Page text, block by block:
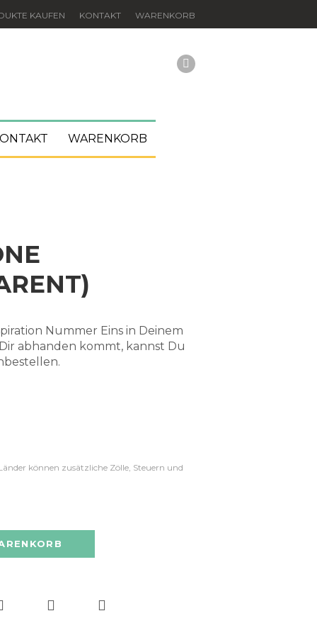
KAUFEN KONTAKT WARENKORB
WARENKORB
Nummer Eins in Deinem
abhanden kommt, kannst Du
können zusätzliche Zölle, Steuern und